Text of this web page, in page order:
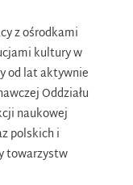
z ośrodkami
kultury w
od lat aktywnie
Oddziału
naukowej
polskich i
towarzystw